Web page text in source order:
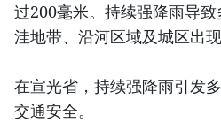
过200毫米。持续强降雨导
洼地带、沿河区域及城区出现
在宣光省，持续强降雨引发
交通安全。